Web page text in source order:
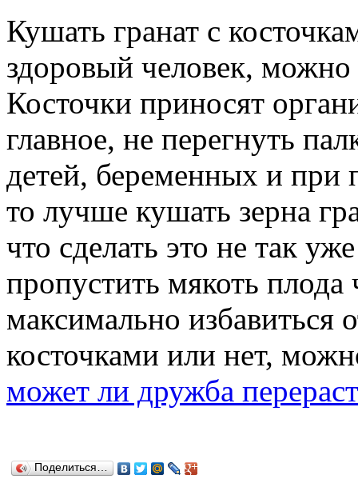
Кушать гранат с
здоровый человек, можно
Косточки приносят
главное, не перегнуть
детей, беременных и
то лучше кушать зерна
что сделать это не так
пропустить мякоть
максимально избавиться
косточками или нет,
может ли дружба
Поделиться…